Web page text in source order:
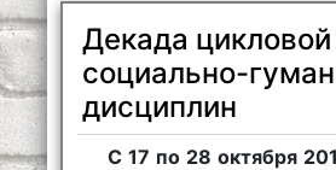
Декада
социально-
дисциплин
С 17 по 28 октября